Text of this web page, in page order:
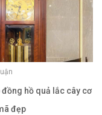
hồ quả lắc cây cơ
đẹp